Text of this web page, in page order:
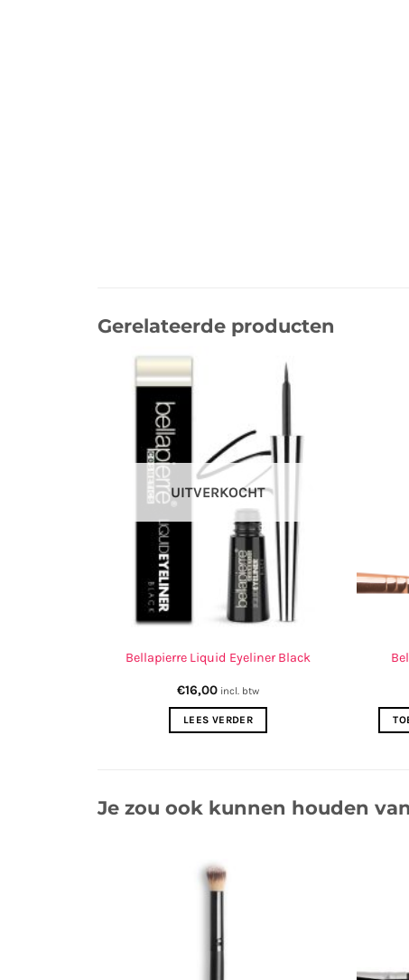
Gerelateerde producten
UITVERKOCHT
Bellapierre Liquid Eyeliner Black
€16,00 incl. btw
LEES VERDER
Je zou ook kunnen houden